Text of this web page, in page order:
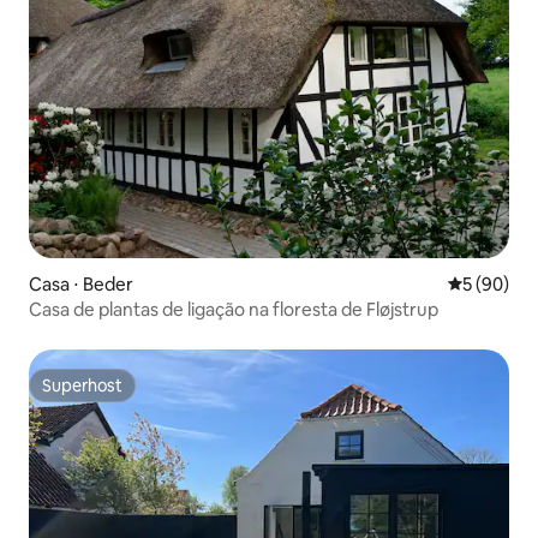
Casa ⋅ Beder 5 de uma
5 (90)
Casa de plantas de ligação na floresta de Fløjstrup
Superhost
Superhost